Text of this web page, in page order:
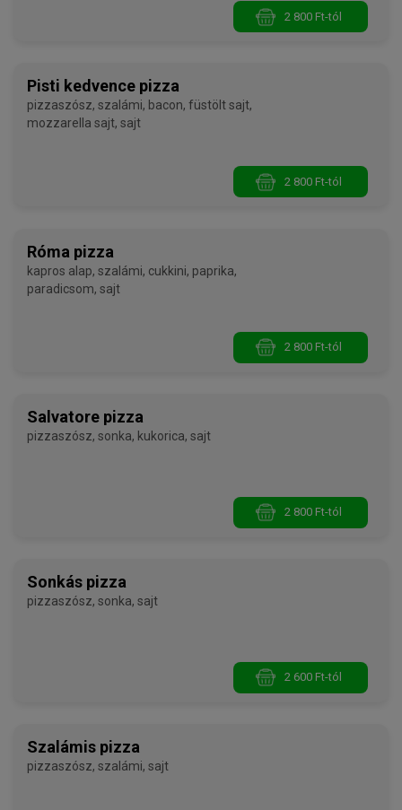
2 800 Ft-tól
Pisti kedvence pizza
pizzaszósz, szalámi, bacon, füstölt sajt,
mozzarella sajt, sajt
2 800 Ft-tól
Róma pizza
kapros alap, szalámi, cukkini, paprika,
paradicsom, sajt
2 800 Ft-tól
Salvatore pizza
pizzaszósz, sonka, kukorica, sajt
2 800 Ft-tól
Sonkás pizza
pizzaszósz, sonka, sajt
2 600 Ft-tól
Szalámis pizza
pizzaszósz, szalámi, sajt